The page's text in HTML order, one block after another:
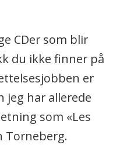
CDer som blir
du ikke finner på
er
jeg har allerede
som «Les
Torneberg.